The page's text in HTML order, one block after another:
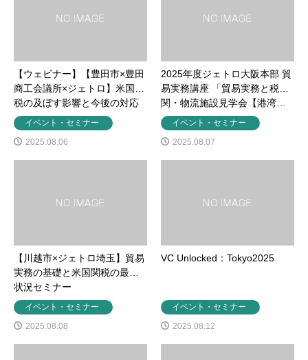
【ウェビナー】【豊田市×豊田
商工会議所×ジェトロ】米国関
税の及ぼす影響と今後の対応
イベント・セミナー
2025.08.06
2025年度ジェトロ大阪本部 貿
易実務講座 「貿易実務と税
関・物流施設見学会【港湾…
イベント・セミナー
2025.08.07
【川越市×ジェトロ埼玉】貿易
実務の基礎と米国関税の最新
状況セミナー
イベント・セミナー
2025.08.08
VC Unlocked：Tokyo2025
イベント・セミナー
2025.08.12